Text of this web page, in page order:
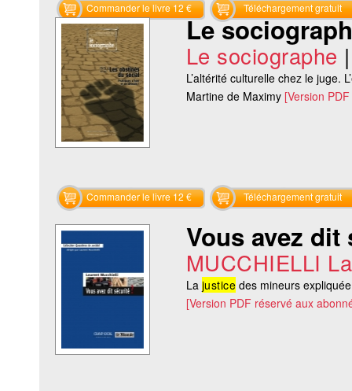
Commander le livre 12 € Téléchargement gratuit
Le
Le sociographe
L’altérité culturelle chez le juge.
Martine de Maximy [Version
Commander le livre 12 € Téléchargement gratuit
Vous avez dit
MUCCHIELLI
La justice des mineurs
[Version PDF réservé aux